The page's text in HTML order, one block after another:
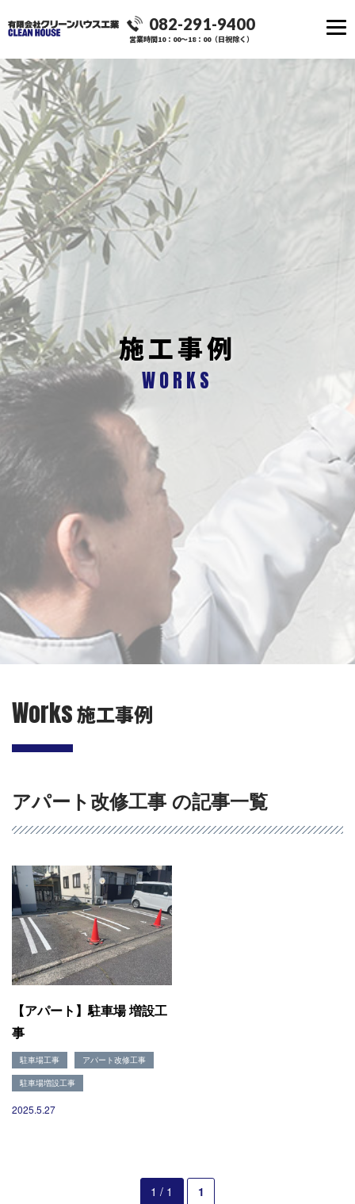
082-291-9400
営業時間10：00～18：00（日祝除く）
会社概要
施工事例
現場ブログ
リフォームQ&A
お電話でお気軽にお問い合わせください
082-291-9400
施工事例
WORKS
Works施工事例
アパート改修工事 の記事一覧
【アパート】駐車場 増設工
事
駐車場工事 アパート改修工事
駐車場増設工事
2025.5.27
1 / 1 1